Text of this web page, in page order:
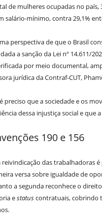
de mulheres ocupadas no
salário-mínimo, contra 29,1%
perspectiva de que o Brasil
a sanção da Lei nº 14.611/
por meio documental,
jurídica da Contraf-CUT,
preciso que a sociedade e os
dessa injustiça social e que
190 e 156
das trabalhadoras
versa sobre igualdade de
a segunda reconhece o
estatuscontratuais, cobrindo